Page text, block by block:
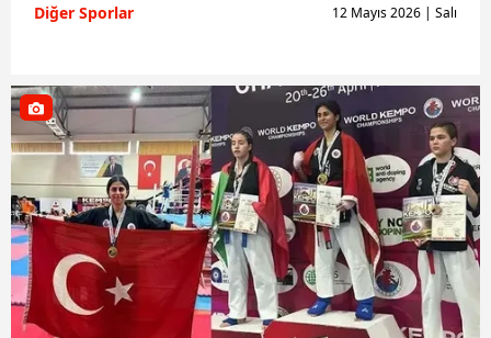
Diğer Sporlar 12 Mayıs 2026 | Salı